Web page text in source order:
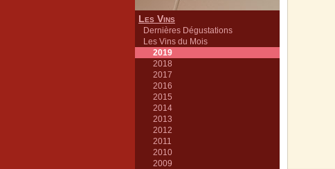
Les Vins
Dernières Dégustations
Les Vins du Mois
2019
2018
2017
2016
2015
2014
2013
2012
2011
2010
2009